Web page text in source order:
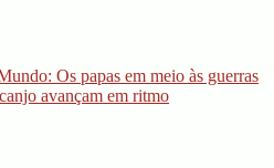
Os papas em meio às guerras
avançam em ritmo